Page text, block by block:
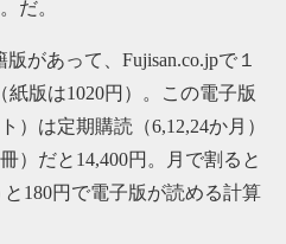
だ。
があって、Fujisan.co.jpで１
版は1020円）。この電子版
）は定期購読（6,12,24か月）
）だと14,400円。月で割ると
180円で電子版が読める計算